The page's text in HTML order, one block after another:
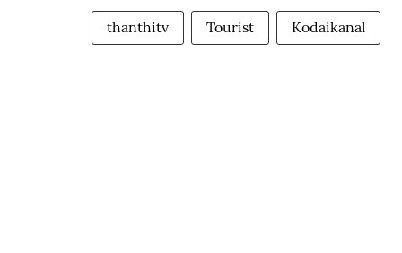
thanthitv Tourist Kodaikanal